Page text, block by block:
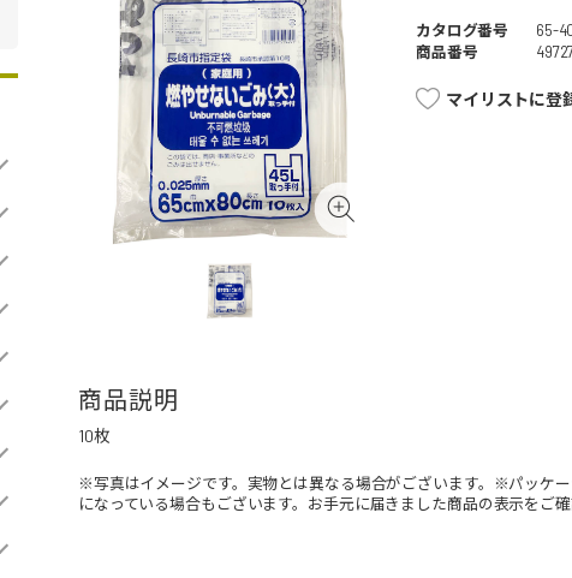
カタログ番号
65-
商品番号
マイリストに登
商品説明
10枚
※写真はイメージです。実物とは異なる場合がございます。※パッケ
になっている場合もございます。お手元に届きました商品の表示をご